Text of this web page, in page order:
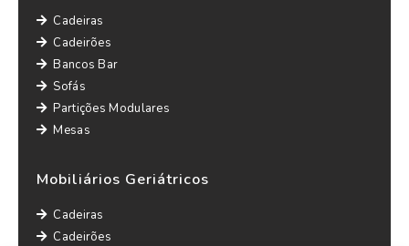
Cadeiras
Cadeirões
Bancos Bar
Sofás
Partições Modulares
Mesas
Mobiliários Geriátricos
Cadeiras
Cadeirões